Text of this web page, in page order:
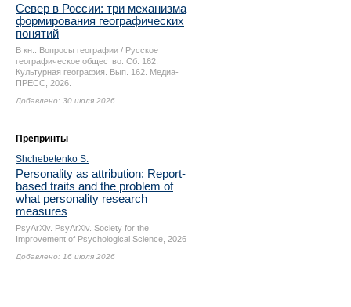
Север в России: три механизма
формирования географических
понятий
В кн.: Вопросы географии / Русское
географическое общество. Сб. 162.
Культурная география. Вып. 162. Медиа-
ПРЕСС, 2026.
Добавлено: 30 июля 2026
Препринты
Shchebetenko S.
Personality as attribution: Report-
based traits and the problem of
what personality research
measures
PsyArXiv. PsyArXiv. Society for the
Improvement of Psychological Science, 2026
Добавлено: 16 июля 2026